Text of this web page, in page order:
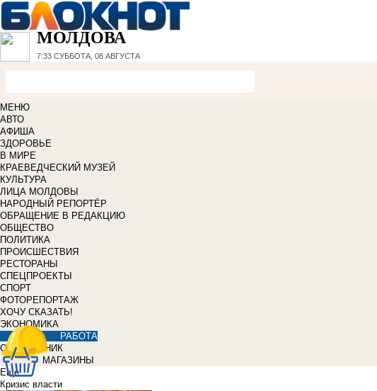
МОЛДОВА
7:33 СУББОТА, 08 АВГУСТА
МЕНЮ
АВТО
АФИША
ЗДОРОВЬЕ
В МИРЕ
КРАЕВЕДЧЕСКИЙ МУЗЕЙ
КУЛЬТУРА
ЛИЦА МОЛДОВЫ
НАРОДНЫЙ РЕПОРТЁР
ОБРАЩЕНИЕ В РЕДАКЦИЮ
ОБЩЕСТВО
ПОЛИТИКА
ПРОИСШЕСТВИЯ
РЕСТОРАНЫ
СПЕЦПРОЕКТЫ
СПОРТ
ФОТОРЕПОРТАЖ
ХОЧУ СКАЗАТЬ!
ЭКОНОМИКА
РАБОТА
СПРАВОЧНИК
МАГАЗИНЫ
Еще
Кризис власти